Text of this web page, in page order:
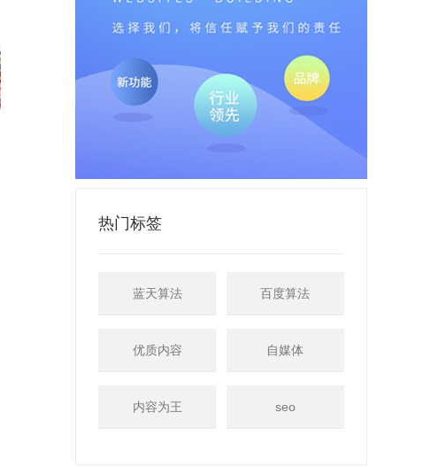
热门标签
蓝天算法 百度算法
优质内容 自媒体
内容为王 seo